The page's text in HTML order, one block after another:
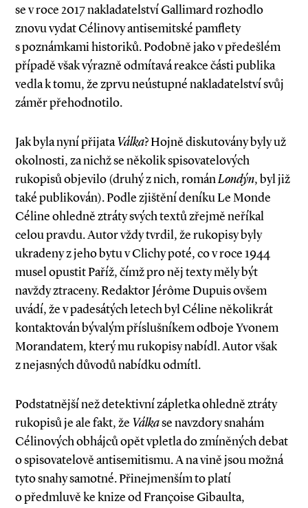
se v roce 2017 nakladatelství Gallimard rozhodlo
znovu vydat Célinovy antisemitské pamflety
s poznámkami historiků. Podobně jako v předešlém
případě však výrazně odmítavá reakce části publika
vedla k tomu, že zprvu neústupné nakladatelství svůj
záměr přehodnotilo.
Jak byla nyní přijataVálka? Hojně diskutovány byly už
okolnosti, za nichž se několik spisovatelových
rukopisů objevilo (druhý z nich, románLondýn, byl již
také publikován). Podle zjištění deníku Le Monde
Céline ohledně ztráty svých textů zřejmě neříkal
celou pravdu. Autor vždy tvrdil, že rukopisy byly
ukradeny z jeho bytu v Clichy poté, co v roce 1944
musel opustit Paříž, čímž pro něj texty měly být
navždy ztraceny. Redaktor Jérôme Du­puis ovšem
uvádí, že v padesátých letech byl Céline několikrát
kontaktován bývalým příslušníkem odboje Yvonem
Morandatem, který mu rukopisy nabídl. Autor však
z nejasných důvodů nabídku odmítl.
Podstatnější než detektivní zápletka ohledně ztráty
rukopisů je ale fakt, že Válkase navzdory snahám
Célinových obhájců opět vpletla do zmíněných debat
o spisovatelově antisemitismu. A na vině jsou možná
tyto snahy samotné. Přinejmenším to platí
o předmluvě ke knize od Françoise Gibaulta,